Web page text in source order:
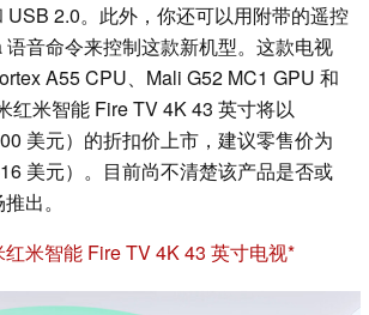
USB 2.0。此外，你还可以用附带的遥控
音命令来控制这款新机型。这款电视
A55 CPU、Mali G52 MC1 GPU 和
红米智能 Fire TV 4K 43 英寸将以
美元）的折扣价上市，建议零售价为
美元）。目前尚不清楚该产品是否或
出。
米智能 Fire TV 4K 43 英寸电视